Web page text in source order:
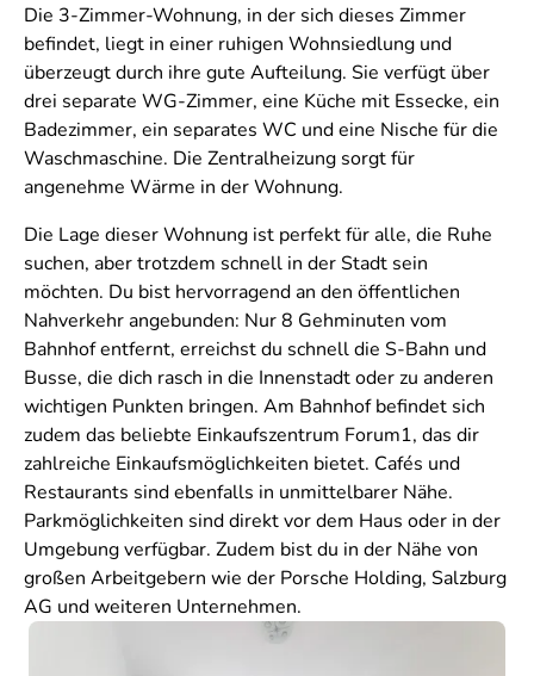
Die 3-Zimmer-Wohnung, in der sich dieses Zimmer
befindet, liegt in einer ruhigen Wohnsiedlung und
überzeugt durch ihre gute Aufteilung. Sie verfügt über
drei separate WG-Zimmer, eine Küche mit Essecke, ein
Badezimmer, ein separates WC und eine Nische für die
Waschmaschine. Die Zentralheizung sorgt für
angenehme Wärme in der Wohnung.
Die Lage dieser Wohnung ist perfekt für alle, die Ruhe
suchen, aber trotzdem schnell in der Stadt sein
möchten. Du bist hervorragend an den öffentlichen
Nahverkehr angebunden: Nur 8 Gehminuten vom
Bahnhof entfernt, erreichst du schnell die S-Bahn und
Busse, die dich rasch in die Innenstadt oder zu anderen
wichtigen Punkten bringen. Am Bahnhof befindet sich
zudem das beliebte Einkaufszentrum Forum1, das dir
zahlreiche Einkaufsmöglichkeiten bietet. Cafés und
Restaurants sind ebenfalls in unmittelbarer Nähe.
Parkmöglichkeiten sind direkt vor dem Haus oder in der
Umgebung verfügbar. Zudem bist du in der Nähe von
großen Arbeitgebern wie der Porsche Holding, Salzburg
AG und weiteren Unternehmen.